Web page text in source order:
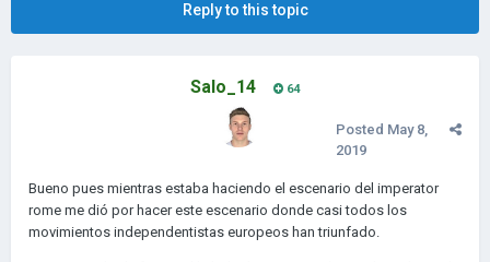
Reply to this topic
Salo_14 64
Posted May 8,
2019
Bueno pues mientras estaba haciendo el escenario del imperator
rome me dió por hacer este escenario donde casi todos los
movimientos independentistas europeos han triunfado.